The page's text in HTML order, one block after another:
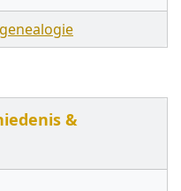
genealogie
&